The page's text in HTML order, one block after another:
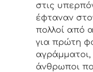
στις
έφταναν
πολλοί από
για πρώτη
άνθρωποι